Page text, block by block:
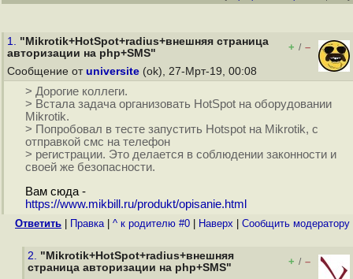
1. "Mikrotik+HotSpot+radius+внешняя страница
авторизации на php+SMS"
+ / –
Сообщение от universite (ok), 27-Мрт-19, 00:08
> Дорогие коллеги.
> Встала задача организовать HotSpot на оборудовании
Mikrotik.
> Попробовал в тесте запустить Hotspot на Mikrotik, с
отправкой смс на телефон
> регистрации. Это делается в соблюдении законности и
своей же безопасности.
Вам сюда -
https://www.mikbill.ru/produkt/opisanie.html
Ответить Правка| ^ к родителю #0 Наверх Cообщить модератору
2. "Mikrotik+HotSpot+radius+внешняя
страница авторизации на php+SMS"
+ / –